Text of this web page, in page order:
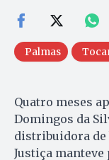
Palmas
Quatro meses
Domingos da
distribuidora de
Justiça